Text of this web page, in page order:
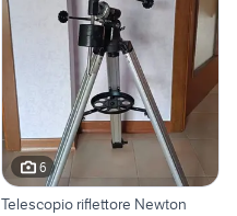
6
Telescopio riflettore Newton